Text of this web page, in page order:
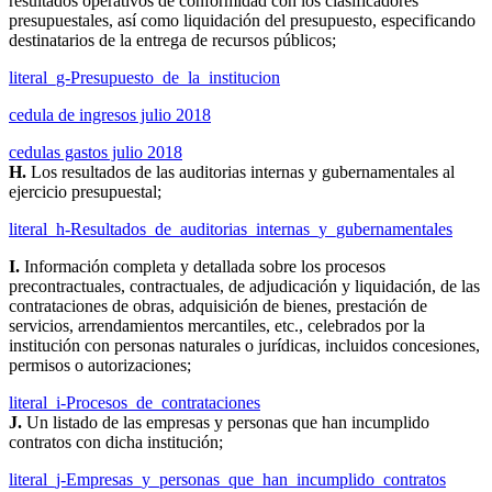
presupuestales, así como liquidación del presupuesto, especificando
destinatarios de la entrega de recursos públicos;
literal_g-Presupuesto_de_la_institucion
cedula de ingresos julio 2018
cedulas gastos julio 2018
H. Los resultados de las auditorias internas y gubernamentales al
ejercicio presupuestal;
literal_h-Resultados_de_auditorias_internas_y_gubernamentales
I. Información completa y detallada sobre los procesos
precontractuales, contractuales, de adjudicación y liquidación, de las
contrataciones de obras, adquisición de bienes, prestación de
servicios, arrendamientos mercantiles, etc., celebrados por la
institución con personas naturales o jurídicas, incluidos concesiones,
permisos o autorizaciones;
literal_i-Procesos_de_contrataciones
J. Un listado de las empresas y personas que han incumplido
contratos con dicha institución;
literal_j-Empresas_y_personas_que_han_incumplido_contratos